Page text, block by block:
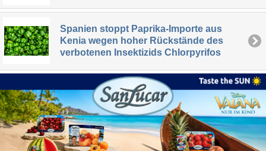
Spanien stoppt Paprika-Importe aus
Kenia wegen hoher Rückstände des
verbotenen Insektizids Chlorpyrifos